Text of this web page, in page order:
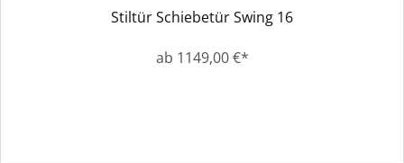
Stiltür Schiebetür Swing 16
ab 1149,00 €*